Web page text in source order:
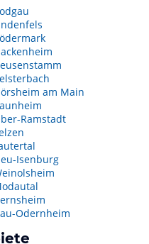
am Main
Ramstadt
Isenburg
Odernheim